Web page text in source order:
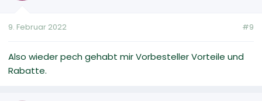
9. Februar 2022 #9
Also wieder pech gehabt mir Vorbesteller Vorteile und
Rabatte.